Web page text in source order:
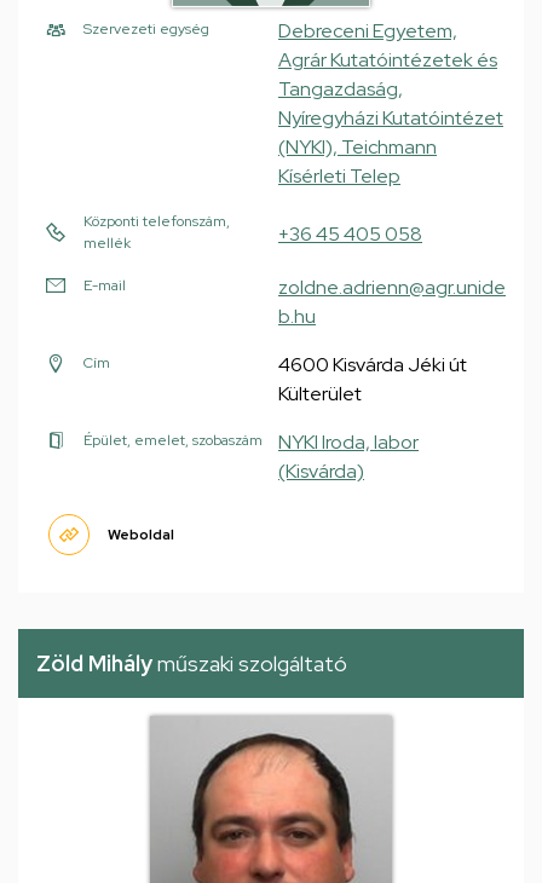
Szervezeti egység
Debreceni Egyetem,
Agrár Kutatóintézetek és
Tangazdaság,
Nyíregyházi Kutatóintézet
(NYKI), Teichmann
Kísérleti Telep
Központi telefonszám,
mellék
+36 45 405 058
E-mail
zoldne.adrienn@agr.unide
b.hu
Cím
4600 Kisvárda Jéki út
Külterület
Épület, emelet, szobaszám
NYKI Iroda, labor
(Kisvárda)
Weboldal
Zöld Mihályműszaki szolgáltató